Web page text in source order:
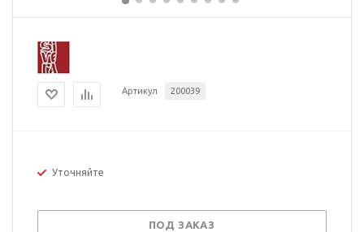
Артикул 200039
Уточняйте
ПОД ЗАКАЗ